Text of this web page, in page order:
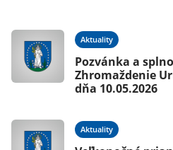
Aktuality
Pozvánka a
Zhromaždenie
dňa 10.05.2026
Aktuality